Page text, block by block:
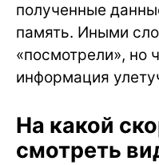
полученные
память. Иными
«посмотрели», но
информация
На какой
смотреть